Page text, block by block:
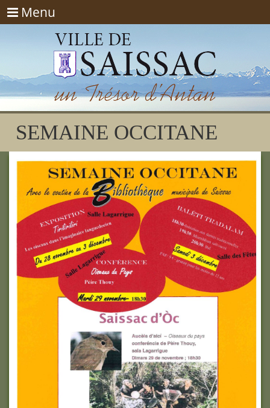
Menu
Menu
SEMAINE OCCITANE